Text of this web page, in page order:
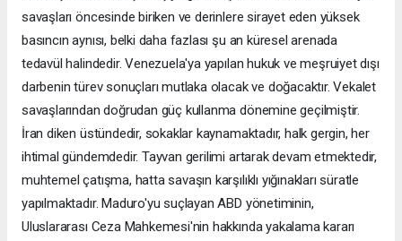
savaşları öncesinde biriken ve derinlere sirayet eden yüksek
basıncın aynısı, belki daha fazlası şu an küresel arenada
tedavül halindedir. Venezuela'ya yapılan hukuk ve meşruiyet dışı
darbenin türev sonuçları mutlaka olacak ve doğacaktır. Vekalet
savaşlarından doğrudan güç kullanma dönemine geçilmiştir.
İran diken üstündedir, sokaklar kaynamaktadır, halk gergin, her
ihtimal gündemdedir. Tayvan gerilimi artarak devam etmektedir,
muhtemel çatışma, hatta savaşın karşılıklı yığınakları süratle
yapılmaktadır. Maduro'yu suçlayan ABD yönetiminin,
Uluslararası Ceza Mahkemesi'nin hakkında yakalama kararı